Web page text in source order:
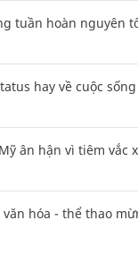
tuần hoàn nguyên
hay về cuộc
ân hận vì tiêm vắc
hóa - thể thao